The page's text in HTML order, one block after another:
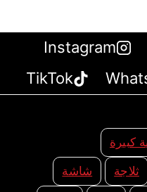
Instagram
TikTok
كبيرة
ثلاجة شاشة